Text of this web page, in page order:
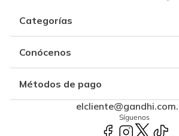
Categorías
Conócenos
Métodos de pago
Síguenos